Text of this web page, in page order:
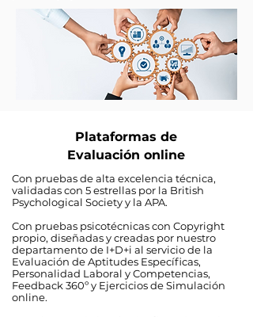
Plataformas de
Evaluación online
Con pruebas de alta excelencia técnica,
validadas con 5 estrellas por la British
Psychological Society y la APA.
Con pruebas psicotécnicas con Copyright
propio, diseñadas y creadas por nuestro
departamento de I+D+i al servicio de la
Evaluación de Aptitudes Específicas,
Personalidad Laboral y Competencias,
Feedback 360º y Ejercicios de Simulación
online.